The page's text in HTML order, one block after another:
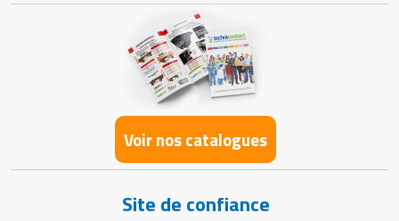
Voir nos catalogues
Site de confiance